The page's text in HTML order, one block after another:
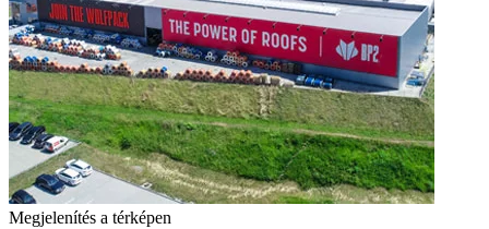
Megjelenítés a térképen